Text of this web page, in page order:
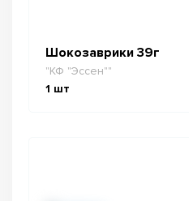
Шокозаврики 39г
"КФ "Эссен""
1 шт